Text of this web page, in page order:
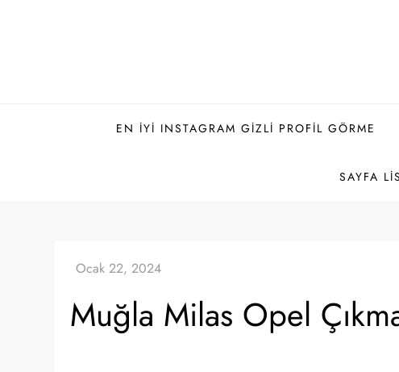
EN İYI INSTAGRAM GIZLI PROFIL GÖRME
SAYFA
Muğla Milas Opel